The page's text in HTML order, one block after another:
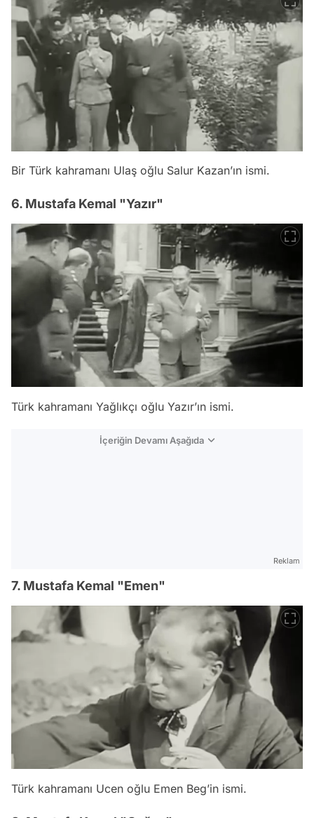
Bir Türk kahramanı Ulaş oğlu Salur Kazan’ın ismi.
6. Mustafa Kemal "Yazır"
Türk kahramanı Yağlıkçı oğlu Yazır’ın ismi.
İçeriğin Devamı Aşağıda
Reklam
7. Mustafa Kemal "Emen"
Türk kahramanı Ucen oğlu Emen Beg’in ismi.